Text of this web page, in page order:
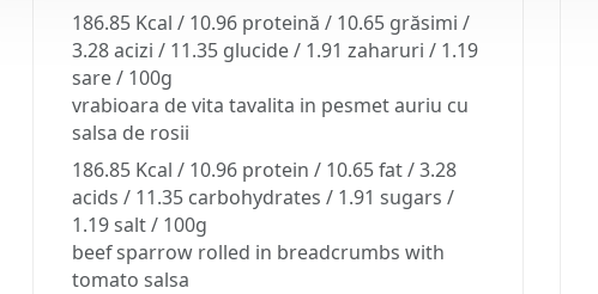
186.85 Kcal / 10.96 proteină / 10.65 grăsimi /
3.28 acizi / 11.35 glucide / 1.91 zaharuri / 1.19
sare / 100g
vrabioara de vita tavalita in pesmet auriu cu
salsa de rosii
186.85 Kcal / 10.96 protein / 10.65 fat / 3.28
acids / 11.35 carbohydrates / 1.91 sugars /
1.19 salt / 100g
beef sparrow rolled in breadcrumbs with
tomato salsa